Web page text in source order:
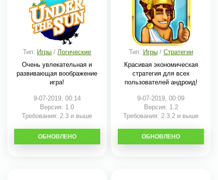
Тип: Игры /Логические
Очень увлекательная и
развивающая воображение
игра!
9-07-2019, 00:14
Версия: 1.0
Требования: 2.3 и выше
СКАЧАТЬ
ОБНОВЛЕНО
Тип: Игры/ Стратегии
Красивая экономическая
стратегия для всех
пользователей андроид!
9-07-2019, 00:09
Версия: 1.2
Требования: 2.3.2 и выше
СКАЧАТЬ
ОБНОВЛЕНО